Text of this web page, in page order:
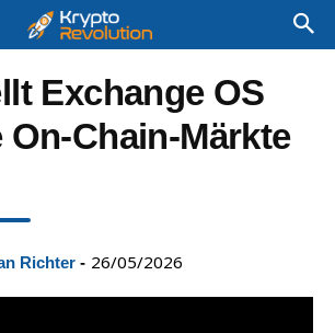
Exchange OS
On-Chain-Märkte
Richter - 26/05/2026